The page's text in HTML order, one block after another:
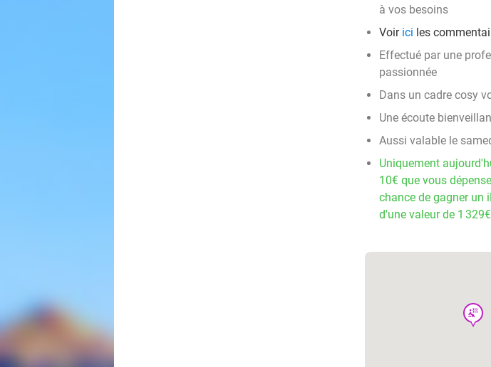
à vos besoins
Voir ici les
Effectué par une
passionnée
Dans un cadre cosy
Une écoute
Aussi valable le
Uniquement
10€ que vous
chance de gagner un
d'une valeur de 1
wellness